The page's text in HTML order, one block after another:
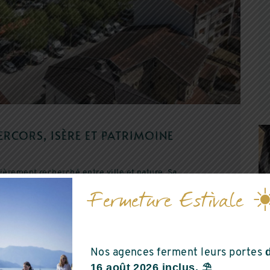
ISÈRE ET PATRIMOINE
recherché entre ville et nature. Sa
d’un large éventail d’activités de plein air tout au
en montagne apprécient la diversité des
les forêts, les falaises et les nombreux sentiers
quotidien.
de rejoindre facilement Grenoble ou Valence
À LA UNE
BOIS
Fermeture Estivale
Nos agences ferment leurs portes
16 août 2026 inclus. ⛱️